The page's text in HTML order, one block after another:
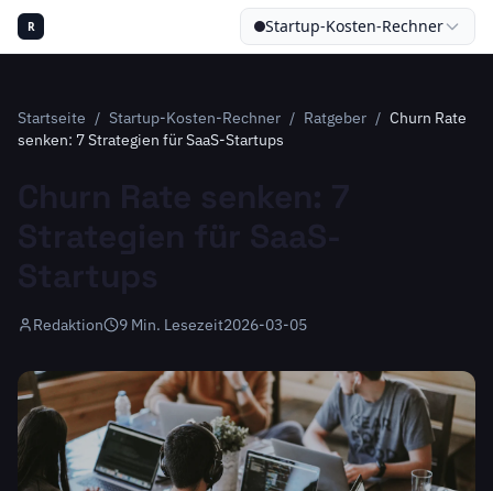
R Startup-Kosten-Rechner
Startseite / Startup-Kosten-Rechner / Ratgeber / Churn Rate
senken: 7 Strategien für SaaS-Startups
Redaktion 9 Min. Lesezeit2026-03-05